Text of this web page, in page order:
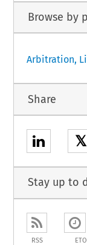
Browse by
Arbitration,
Share
𝕏
Stay up to
RSS